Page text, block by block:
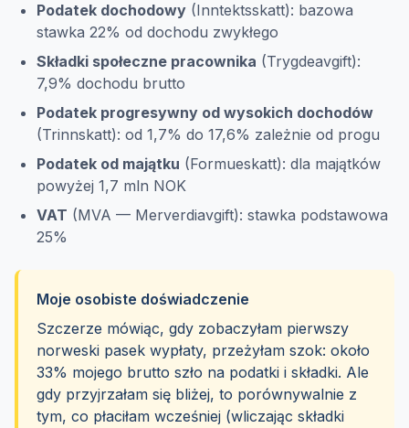
Podatek dochodowy (Inntektsskatt): bazowa
stawka 22% od dochodu zwykłego
Składki społeczne pracownika (Trygdeavgift):
7,9% dochodu brutto
Podatek progresywny od wysokich dochodów
(Trinnskatt): od 1,7% do 17,6% zależnie od progu
Podatek od majątku (Formueskatt): dla majątków
powyżej 1,7 mln NOK
VAT (MVA — Merverdiavgift): stawka podstawowa
25%
Moje osobiste doświadczenie
Szczerze mówiąc, gdy zobaczyłam pierwszy
norweski pasek wypłaty, przeżyłam szok: około
33% mojego brutto szło na podatki i składki. Ale
gdy przyjrzałam się bliżej, to porównywalnie z
tym, co płaciłam wcześniej (wliczając składki